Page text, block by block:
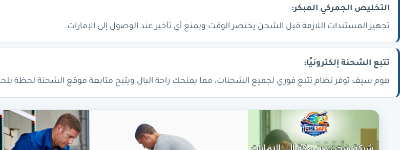
التخليص الجمركي المبكر:
تجهيز المستندات اللازمة قبل الشحن يختصر الوقت ويمنع أي تأخير عند الوصول إلى الإمارات.
تتبع الشحنة إلكترونيًا:
هوم سيف توفر نظام تتبع فوري لجميع الشحنات، مما يمنحك راحة البال ويتيح متابعة موقع الشحنة لحظة